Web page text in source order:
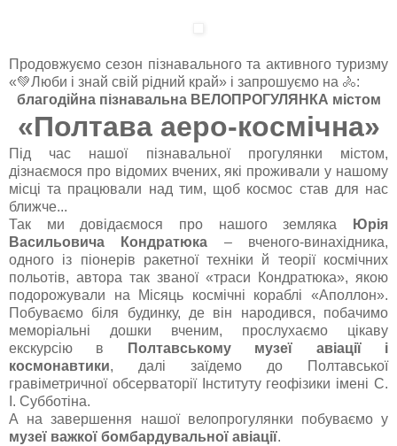
Продовжуємо сезон пізнавального та активного туризму
«💚Люби і знай свій рідний край» і запрошуємо на 🚴:
благодійна пізнавальна ВЕЛОПРОГУЛЯНКА містом
«Полтава аеро-космічна»
Під час нашої пізнавальної прогулянки містом,
дізнаємося про відомих вчених, які проживали у нашому
місці та працювали над тим, щоб космос став для нас
ближче...
Так ми довідаємося про нашого земляка
Юрія
Васильовича Кондратюка – вченого-винахідника,
одного із піонерів ракетної техніки й теорії космічних
польотів, автора так званої «траси Кондратюка», якою
подорожували на Місяць космічні кораблі «Аполлон».
Побуваємо біля будинку, де він народився, побачимо
меморіальні дошки вченим, прослухаємо цікаву
екскурсію в
Полтавському музеї авіації і
космонавтики, далі заїдемо до Полтавської
гравіметричної обсерваторії Інституту геофізики імені С.
І. Субботіна.
А на завершення нашої велопрогулянки побуваємо у
музеї важкої бомбардувальної авіації.